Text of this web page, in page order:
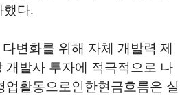
했다.
변화를 위해 자체 개발력 제
개발사 투자에 적극적으로 나
업활동으로인한현금흐름은 실